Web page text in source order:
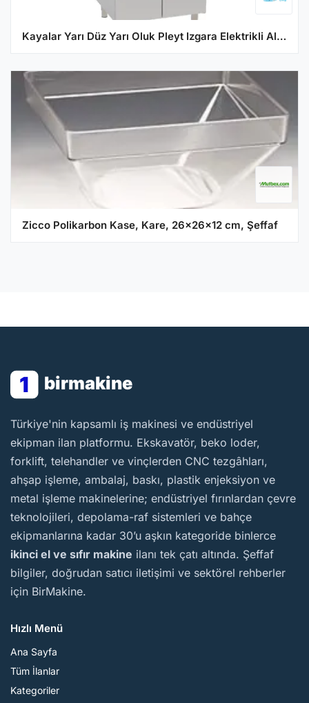
Kayalar Yarı Düz Yarı Oluk Pleyt Izgara Elektrikli Alt Dolaplı 80x90x85 cm KIYOE8090
Zicco Polikarbon Kase, Kare, 26x26x12 cm, Şeffaf
1 birmakine
BirMakine
Türkiye'nin kapsamlı iş makinesi ve endüstriyel
ekipman ilan platformu. Ekskavatör, beko loder,
forklift, telehandler ve vinçlerden CNC tezgâhları,
ahşap işleme, ambalaj, baskı, plastik enjeksiyon ve
metal işleme makinelerine; endüstriyel fırınlardan çevre
teknolojileri, depolama-raf sistemleri ve bahçe
ekipmanlarına kadar 30’u aşkın kategoride binlerce
ikinci el ve sıfır makine ilanı tek çatı altında. Şeffaf
bilgiler, doğrudan satıcı iletişimi ve sektörel rehberler
için BirMakine.
Hızlı Menü
Ana Sayfa
Tüm İlanlar
Kategoriler